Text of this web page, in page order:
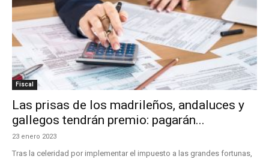
Fiscal
Las prisas de los madrileños, andaluces y
gallegos tendrán premio: pagarán...
23 enero 2023
Tras la celeridad por implementar el impuesto a las grandes fortunas,